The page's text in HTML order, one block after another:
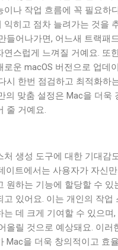
이나 작업 흐름에 꼭 필요하
익히고 점차 늘려가는 것을
들어나가면, 어느새 트랙패
연스럽게 느껴질 거예요. 또
로운 macOS 버전으로 업데
시 한번 점검하고 최적화하
의 맞춤 설정은 Mac을 더욱
줄 거예요.
처 생성 도구에 대한 기대감
이트에서는 사용자가 자신
원하는 기능에 할당할 수 있
고 있어요. 이는 개인의 작업
는 데 크게 기여할 수 있으며
올릴 것으로 예상돼요. 이러
Mac을 더욱 창의적이고 효